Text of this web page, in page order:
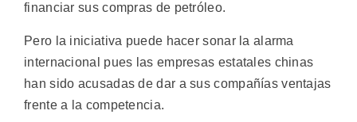
financiar sus compras de petróleo.
Pero la iniciativa puede hacer sonar la alarma
internacional pues las empresas estatales chinas
han sido acusadas de dar a sus compañías ventajas
frente a la competencia.